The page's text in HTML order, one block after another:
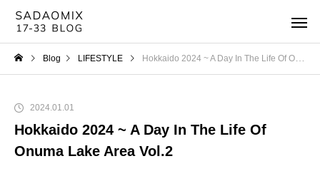
Blog LIFESTYLE Hokkaido 2024 ~ A Day In The Life Of Onuma Lake Area Vol.2
2024.01.01
Hokkaido 2024 ~ A Day In The Life Of
Onuma Lake Area Vol.2